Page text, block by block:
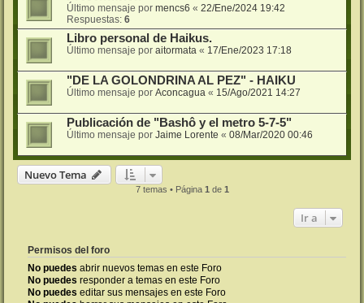
Último mensaje por mencs6 « 22/Ene/2024 19:42
Respuestas: 6
Libro personal de Haikus.
Último mensaje por aitormata « 17/Ene/2023 17:18
"DE LA GOLONDRINA AL PEZ" - HAIKU
Último mensaje por Aconcagua « 15/Ago/2021 14:27
Publicación de "Bashô y el metro 5-7-5"
Último mensaje por Jaime Lorente « 08/Mar/2020 00:46
Nuevo Tema
7 temas • Página 1 de 1
Ir a
Permisos del foro
No puedes abrir nuevos temas en este Foro
No puedes responder a temas en este Foro
No puedes editar sus mensajes en este Foro